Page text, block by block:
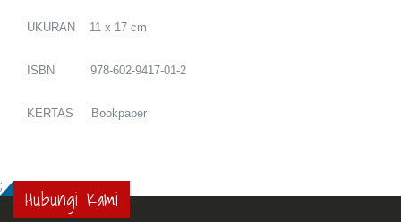
UKURAN 11 x 17 cm
ISBN 978-602-9417-01-2
KERTAS Bookpaper
; Hubungi Kami